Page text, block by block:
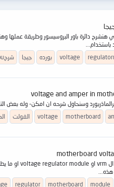
voltage بورده جيجا شرحcpu
وسنحاول شرحه ان امكن- وله بعض
motherboard
voltage الفولت
هذه...
module
motherboard
regulator